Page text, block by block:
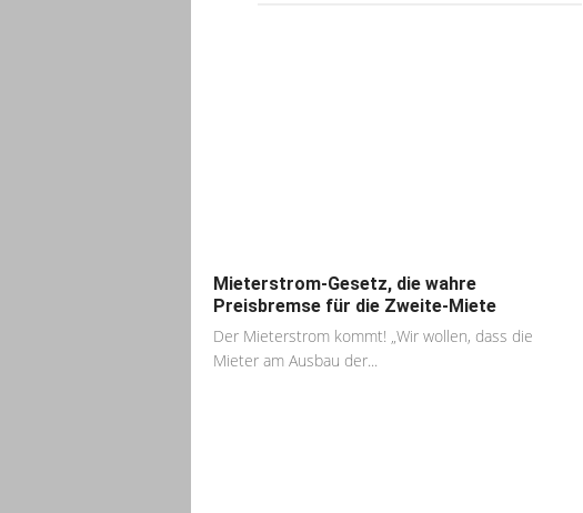
Mieterstrom-Gesetz, die wahre
Preisbremse für die Zweite-Miete
Der Mieterstrom kommt! „Wir wollen, dass die
Mieter am Ausbau der...